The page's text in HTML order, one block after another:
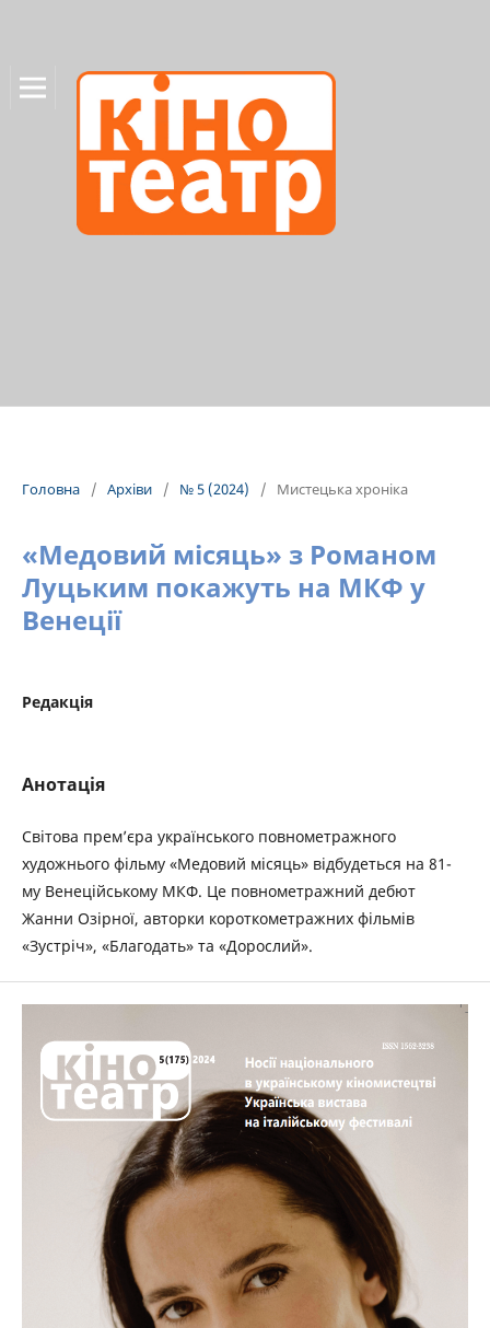
Головна / Архіви / № 5 (2024) / Мистецька хроніка
«Медовий місяць» з Романом
Луцьким покажуть на МКФ у
Венеції
Редакція
Анотація
Світова прем’єра українського повнометражного
художнього фільму «Медовий місяць» відбудеться на 81-
му Венеційському МКФ. Це повнометражний дебют
Жанни Озірної, авторки короткометражних фільмів
«Зустріч», «Благодать» та «Дорослий».